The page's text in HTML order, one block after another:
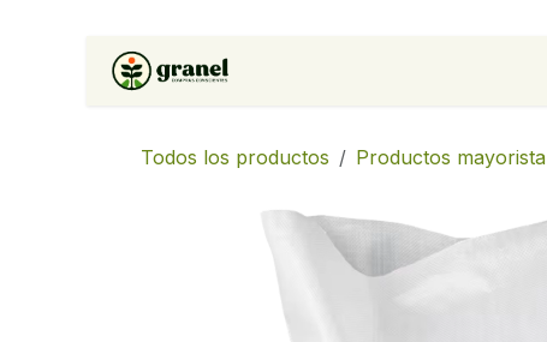
Ir al contenido
Todos los productos Productos mayorista